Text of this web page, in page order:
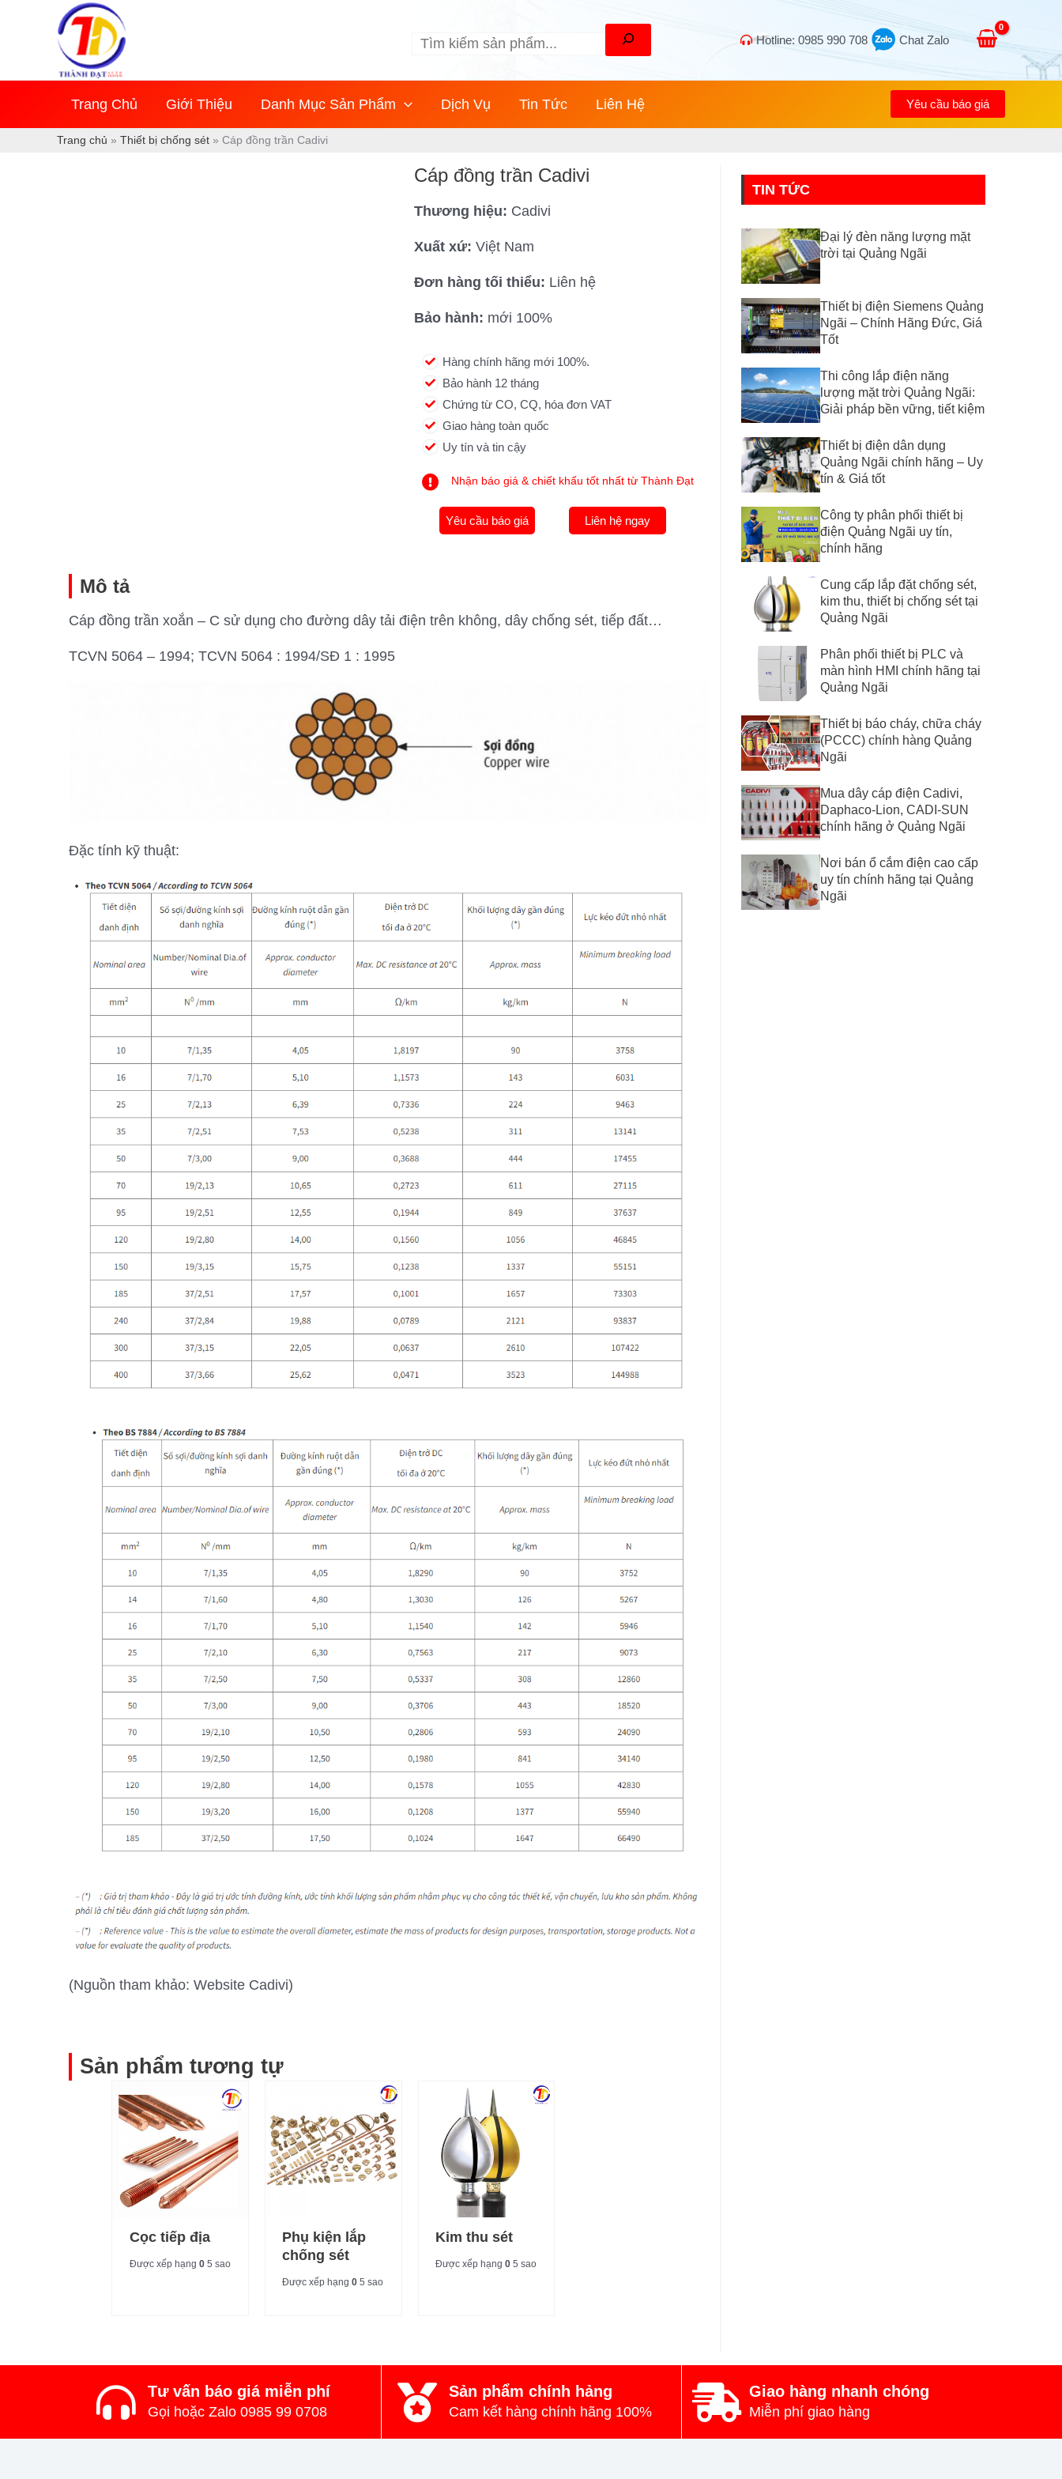
Hotline: 0985 990 708 Chat Zalo
Trang Chủ Giới Thiệu Danh Mục Sản Phẩm Dịch Vụ Tin Tức Liên Hệ Yêu cầu báo giá
Trang chủ » Thiết bị chống sét » Cáp đồng trần Cadivi
Cáp đồng trần Cadivi
Thương hiệu: Cadivi
Xuất xứ: Việt Nam
Đơn hàng tối thiểu: Liên hệ
Bảo hành: mới 100%
Hàng chính hãng mới 100%.
Bảo hành 12 tháng
Chứng từ CO, CQ, hóa đơn VAT
Giao hàng toàn quốc
Uy tín và tin cậy
Nhận báo giá & chiết khấu tốt nhất từ Thành Đạt
Yêu cầu báo giá Liên hệ ngay
Mô tả
Cáp đồng trần xoắn – C sử dụng cho đường dây tải điện trên không, dây chống sét, tiếp đất…
TCVN 5064 – 1994; TCVN 5064 : 1994/SĐ 1 : 1995
Đặc tính kỹ thuật:
(Nguồn tham khảo: Website Cadivi)
Sản phẩm tương tự
Cọc tiếp địa
Được xếp hạng 05 sao
Phụ kiện lắp
chống sét
Được xếp hạng0 5 sao
Kim thu sét
Được xếp hạng0 5 sao
TIN TỨC
Đại lý đèn năng lượng mặt
trời tại Quảng Ngãi
Thiết bị điện Siemens Quảng
Ngãi – Chính Hãng Đức, Giá
Tốt
Thi công lắp điện năng
lượng mặt trời Quảng Ngãi:
Giải pháp bền vững, tiết kiệm
Thiết bị điện dân dụng
Quảng Ngãi chính hãng – Uy
tín & Giá tốt
Công ty phân phối thiết bị
điện Quảng Ngãi uy tín,
chính hãng
Cung cấp lắp đặt chống sét,
kim thu, thiết bị chống sét tại
Quảng Ngãi
Phân phối thiết bị PLC và
màn hình HMI chính hãng tại
Quảng Ngãi
Thiết bị báo cháy, chữa cháy
(PCCC) chính hàng Quảng
Ngãi
Mua dây cáp điện Cadivi,
Daphaco-Lion, CADI-SUN
chính hãng ở Quảng Ngãi
Nơi bán ổ cắm điện cao cấp
uy tín chính hãng tại Quảng
Ngãi
Tư vấn báo giá miễn phí
Gọi hoặc Zalo 0985 99 0708
Sản phẩm chính hảng
Cam kết hàng chính hãng 100%
Giao hàng nhanh chóng
Miễn phí giao hàng